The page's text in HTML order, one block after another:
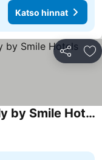
Katso hinnat
Jaa
Erato Beach Hotel Adults Only by Smile Hotels